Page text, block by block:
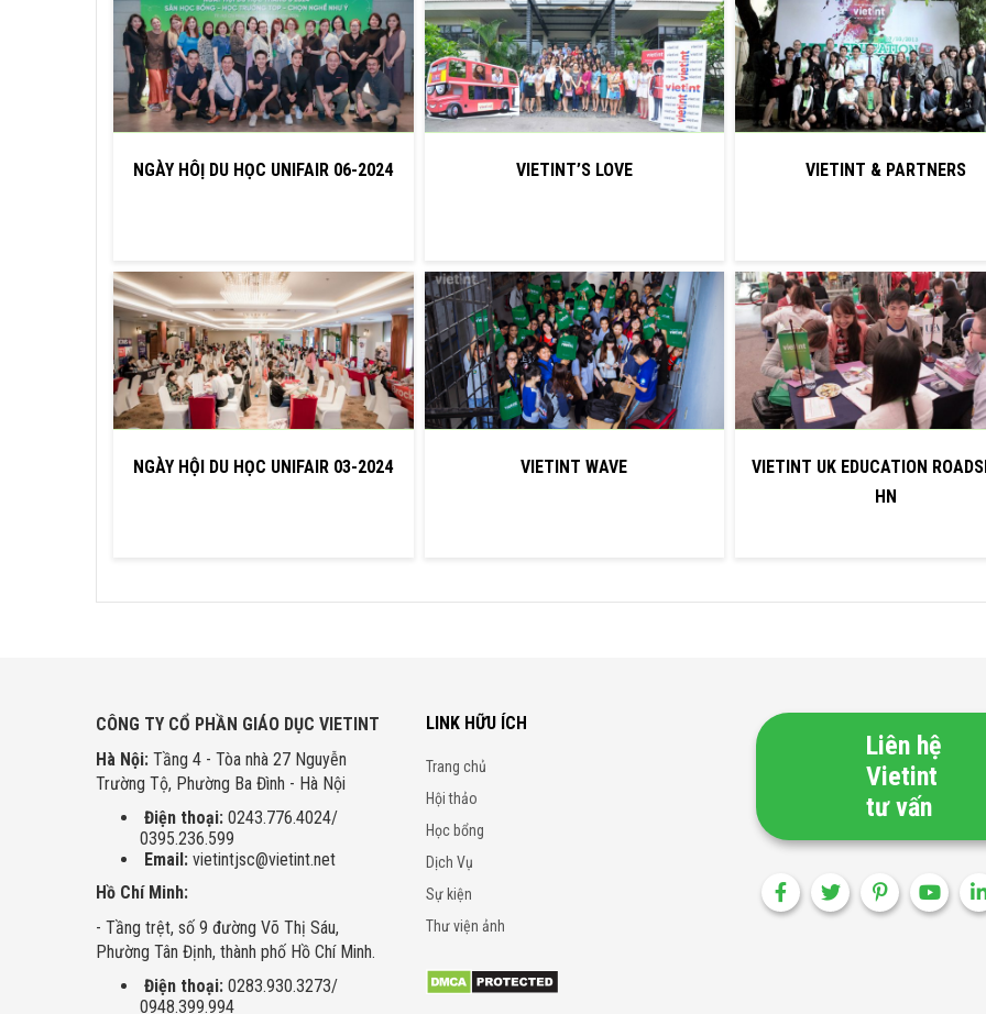
NGÀY HÔỊ DU HỌC UNIFAIR 06-2024
NGÀY HỘI DU HỌC UNIFAIR 03-2024
VIETINT’S LOVE
VIETINT WAVE
VIETINT & PARTNERS
VIETINT UK EDUCATION
HN
CÔNG TY CỔ PHẦN GIÁO DỤC VIETINT
Hà Nội: Tầng 4 - Tòa nhà 27 Nguyễn
Trường Tộ, Phường Ba Đình - Hà Nội
Điện thoại: 0243.776.4024/
0395.236.599
Email: vietintjsc@vietint.net
Hồ Chí Minh:
- Tầng trệt, số 9 đường Võ Thị Sáu,
Phường Tân Định, thành phố Hồ Chí Minh.
Điện thoại: 0283.930.3273/
0948.399.994
LINK HỮU ÍCH
Trang chủ
Hội thảo
Học bổng
Dịch Vụ
Sự kiện
Thư viện ảnh
Liên hệ
Vietint
tư vấn